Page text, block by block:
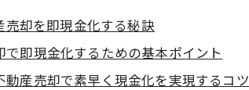
売却を即現金化する秘訣
で即現金化するための基本ポイント
動産売却で素早く現金化を実現するコツ